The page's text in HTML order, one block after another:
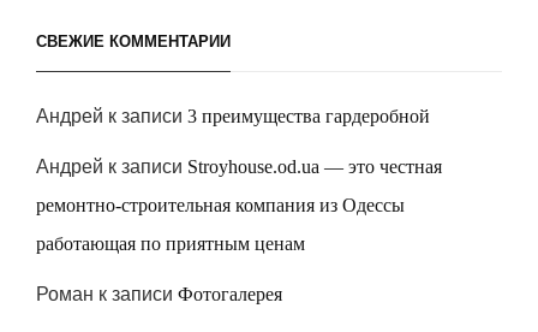
СВЕЖИЕ КОММЕНТАРИИ
Андрей к записи 3 преимущества гардеробной
Андрей к записи Stroyhouse.od.ua — это честная
ремонтно-строительная компания из Одессы
работающая по приятным ценам
Роман к записи Фотогалерея